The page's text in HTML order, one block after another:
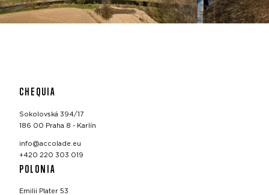
CHEQUIA
Sokolovská 394/17
186 00 Praha 8 - Karlín
info@accolade.eu
+420 220 303 019
POLONIA
Emilii Plater 53